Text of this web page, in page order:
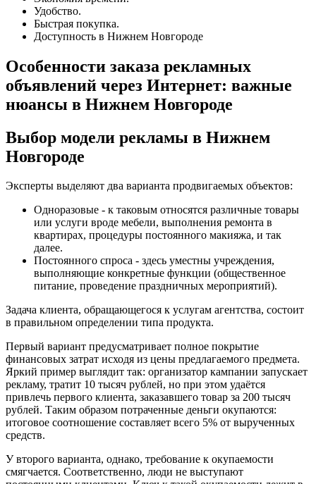
Удобство.
Быстрая покупка.
Доступность в Нижнем Новгороде
Особенности заказа рекламных
объявлений через Интернет: важные
нюансы в Нижнем Новгороде
Выбор модели рекламы в Нижнем
Новгороде
Эксперты выделяют два варианта продвигаемых объектов:
Одноразовые - к таковым относятся различные товары
или услуги вроде мебели, выполнения ремонта в
квартирах, процедуры постоянного макияжа, и так
далее.
Постоянного спроса - здесь уместны учреждения,
выполняющие конкретные функции (общественное
питание, проведение праздничных мероприятий).
Задача клиента, обращающегося к услугам агентства, состоит
в правильном определении типа продукта.
Первый вариант предусматривает полное покрытие
финансовых затрат исходя из цены предлагаемого предмета.
Яркий пример выглядит так: организатор кампании запускает
рекламу, тратит 10 тысяч рублей, но при этом удаётся
привлечь первого клиента, заказавшего товар за 200 тысяч
рублей. Таким образом потраченные деньги окупаются:
итоговое соотношение составляет всего 5% от вырученных
средств.
У второго варианта, однако, требование к окупаемости
смягчается. Соответственно, люди не выступают